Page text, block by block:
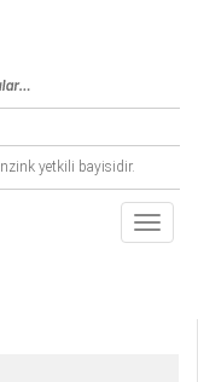
yetkili bayisidir.
Toggle